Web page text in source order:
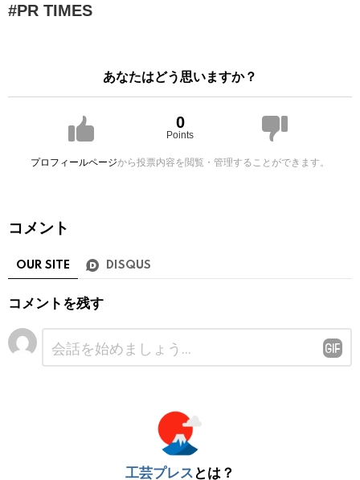
PR TIMES
あなたはどう思いますか？
0
Points
プロフィールページから投票内容を閲覧・管理することができます。
コメント
OUR SITE DISQUS
コメントを残す
工芸プレス とは？